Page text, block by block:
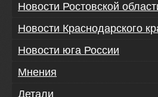
Новости Ростовской
Новости Краснодарского
Новости юга России
Мнения
Детали